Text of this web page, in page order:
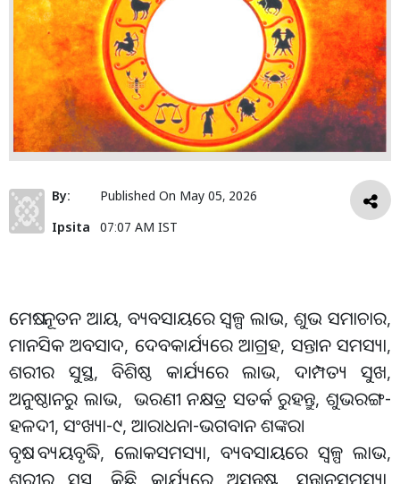
By:
Ipsita
Published On May 05, 2026
07:07 AM IST
ମେଷ: ନୂତନ ଆୟ, ‌ବ୍ୟବସାୟରେ ସ୍ବଳ୍ପ ଲାଭ, ଶୁଭ ସମାଚାର,
ମାନସିକ ଅବସାଦ, ଦେବକାର୍ଯ୍ୟରେ ଆଗ୍ରହ, ସନ୍ତାନ ସମସ୍ୟା,
ଶରୀର ସୁସ୍ଥ, ବିଶିଷ୍ଠ କାର୍ଯ୍ୟରେ ଲାଭ, ଦାମ୍ପତ୍ୟ ସୁଖ,
ଅନୁଷ୍ଠାନରୁ ଲାଭ, ଭରଣୀ ନକ୍ଷତ୍ର ସତର୍କ ରୁହନ୍ତୁ, ଶୁଭରଙ୍ଗ-
ହଳଦୀ, ସଂଖ୍ୟା-୯, ଆରାଧନା-ଭଗବାନ ଶଙ୍କର।
ବୃଷ: ବ୍ୟୟବୃଦ୍ଧି, ଲୋକସମସ୍ୟା, ବ୍ୟବସାୟରେ ସ୍ବଳ୍ପ ଲାଭ,